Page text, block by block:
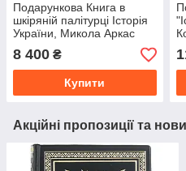
Подарункова Книга в
шкіряній палітурці Історія
України, Микола Аркас
8 400 ₴
Купити
Акційні пропозиції та